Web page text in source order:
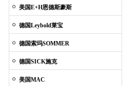
美国E+H恩德斯豪斯
德国Leybold莱宝
德国索玛SOMMER
德国SICK施克
美国MAC